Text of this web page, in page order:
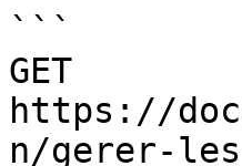
```
GET
https://
n/gerer-